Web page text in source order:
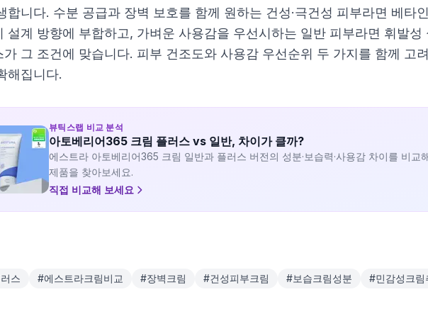
합니다. 수분 공급과 장벽 보호를 함께 원하는 건성·극건성 피부라면 베타
설계 방향에 부합하고, 가벼운 사용감을 우선시하는 일반 피부라면 휘발성
가 그 조건에 맞습니다. 피부 건조도와 사용감 우선순위 두 가지를 함께 고
해집니다.
뷰틱스랩 비교 분석
아토베리어365 크림 플러스 vs 일반, 차이가 클까?
에스트라 아토베리어365 크림 일반과 플러스 버전의 성분·보습력·사용감 차이를 비교
제품을 찾아보세요.
직접 비교해 보세요
스 #에스트라크림비교 #장벽크림 #건성피부크림 #보습크림성분 #민감성크림